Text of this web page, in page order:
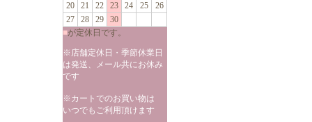
20
21 22 23 24 25
26
27
28 29
30
■が定休日です。
※店舗定休日・季節休業日
は発送、メール共にお休み
です
※カートでのお買い物は
いつでもご利用頂けます